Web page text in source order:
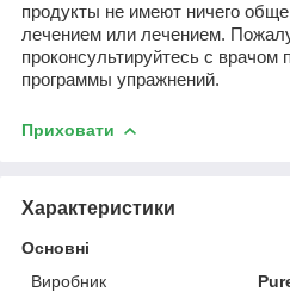
продукты не имеют ничего
лечением или лечением.
проконсультируйтесь с
программы упражнений.
Приховати
Характеристики
Основні
Виробник